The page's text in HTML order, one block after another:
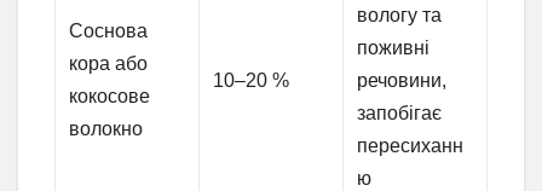
Соснова
кора або
кокосове
волокно
10–20 %
вологу та
поживні
речовини,
запобігає
пересиханн
ю